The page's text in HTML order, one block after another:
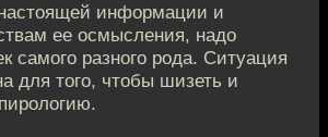
информации и
ее осмысления, надо
самого разного рода. Ситуация
для того, чтобы шизеть и